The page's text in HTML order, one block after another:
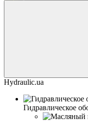
Hydraulic.ua
Гидравлическое